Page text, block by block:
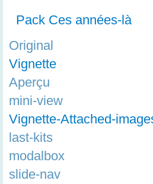
Pack Ces années-là
Original
Vignette
Aperçu
mini-view
Vignette-Attached-
last-kits
modalbox
slide-nav